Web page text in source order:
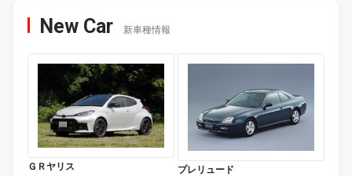
New Car 新車種情報
ＧＲヤリス プレリュード